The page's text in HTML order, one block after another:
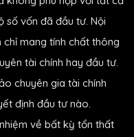
số vốn đã đầu tư. Nội
mang tính chất thông
tài chính hay đầu tư.
chuyên gia tài chính
định đầu tư nào.
về bất kỳ tổn thất